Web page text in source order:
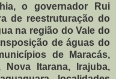
o governador Rui
de reestruturação do
na região do Vale do
de águas do
de Maracás,
Nova Itarana, Irajuba,